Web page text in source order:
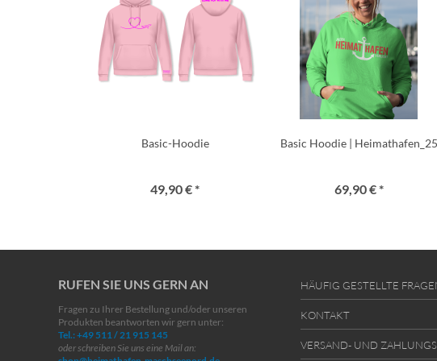
Basic-Hoodie
49,90 € *
Basic Hoodie | Heimathafen_25
69,90 € *
RUFEN SIE UNS GERN AN
Fragen zu Ihrer Bestellung und/oder unseren
Produkten beantworten wir gern unter:
Tel.: +49 511 / 21 915 145
oder schreiben Sie uns eine Mail an:
HÄUFIG GESTELLTE
KONTAKT
VERSAND- UND